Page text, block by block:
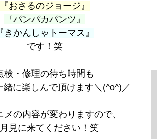
『おさるのジョージ』
『パンパカパンツ』
『きかんしゃトーマス』
です！笑
検・修理の待ち時間も
緒に楽しんで頂けます＼(^o^)／
メの内容が変わりますので、
見に来てください！笑